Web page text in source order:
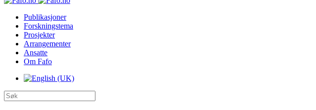
Publikasjoner
Forskningstema
Prosjekter
Arrangementer
Ansatte
Om Fafo